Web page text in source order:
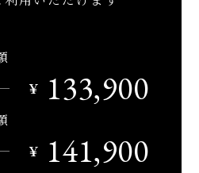
￥
133,900
￥
141,900